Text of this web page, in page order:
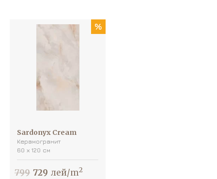
%
Sardonyx Cream
Керамогранит
60 х 120 см
799 729 лей/m2